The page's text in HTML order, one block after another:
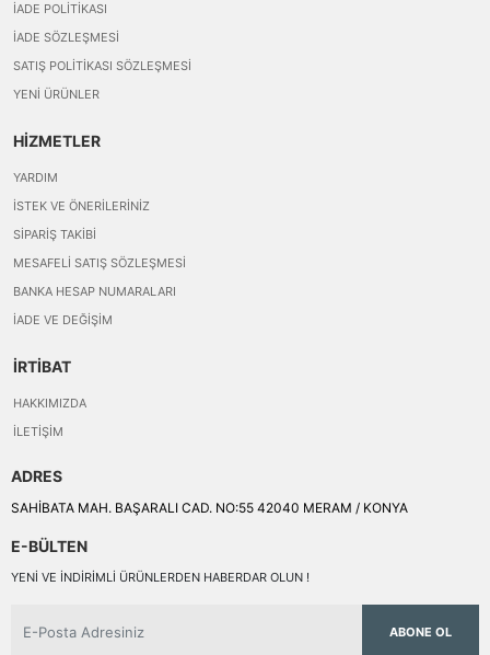
İADE POLITIKASI
İADE SÖZLEŞMESI
SATIŞ POLITIKASI SÖZLEŞMESI
YENI ÜRÜNLER
HİZMETLER
YARDIM
İSTEK VE ÖNERILERINIZ
SIPARIŞ TAKIBI
MESAFELI SATIŞ SÖZLEŞMESI
BANKA HESAP NUMARALARI
İADE VE DEĞIŞIM
İRTİBAT
HAKKIMIZDA
İLETIŞIM
ADRES
SAHİBATA MAH. BAŞARALI CAD. NO:55 42040 MERAM / KONYA
E-BÜLTEN
YENI VE INDIRIMLI ÜRÜNLERDEN HABERDAR OLUN !
ABONE OL